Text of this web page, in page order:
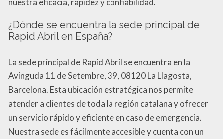
¿Dónde se encuentra la sede principal de
Rapid Abril en España?
La sede principal de Rapid Abril se encuentra en la
Avinguda 11 de Setembre, 39, 08120 La Llagosta,
Barcelona. Esta ubicación estratégica nos permite
atender a clientes de toda la región catalana y ofrecer
un servicio rápido y eficiente en caso de emergencia.
Nuestra sede es fácilmente accesible y cuenta con un